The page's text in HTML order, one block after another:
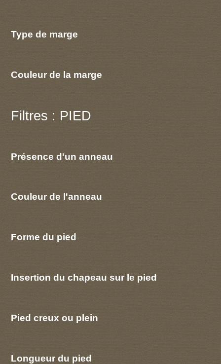
Type de marge
Couleur de la marge
Filtres : PIED
Présence d'un anneau
Couleur de l'anneau
Forme du pied
Insertion du chapeau sur le pied
Pied creux ou plein
Longueur du pied